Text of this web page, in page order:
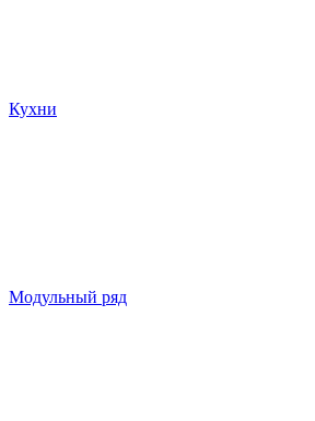
Кухни
Модульный ряд